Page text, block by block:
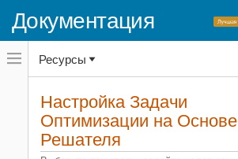
Документация
Переключатель
навигационного
меню
переключатель
навигационного
Global Optimization Toolbox
Категория
Ресурсы
Настройка Задачи
Оптимизации на Основе
Решателя